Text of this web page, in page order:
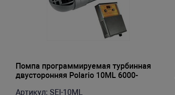
Помпа программируемая турбинная
двусторонняя Polario 10ML 6000-
Артикул: SEI-10ML